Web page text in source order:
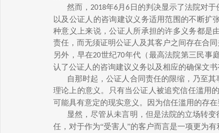
然而， 2018年6月6 日的判决显示了法院对
以及公证人的咨询建议义务适用范围的不断扩
种意义上来说，公证人所承担的许多义务都是
责任，而无须证明公证人及其客户之间存在合
另外，早在20世纪70年代（最高法院第三民事
认了公证人的咨询建议义务以及相应的确保文
自那时起，公证人合同责任的限缩，乃至
理论上的意义。只有当公证人被追究信任滥用
可能具有意定的现实意义。因为信任滥用的存
显然，尽管从未言明，但是法院的立场转
任，对于作为“受害人”的客户而言是一项更为